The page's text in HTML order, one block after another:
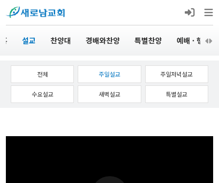
설교 찬양대 경배와찬양 특별찬양 예배 · 행사
전체 주일설교 주일저녁설교
수요설교 새벽설교 특별설교